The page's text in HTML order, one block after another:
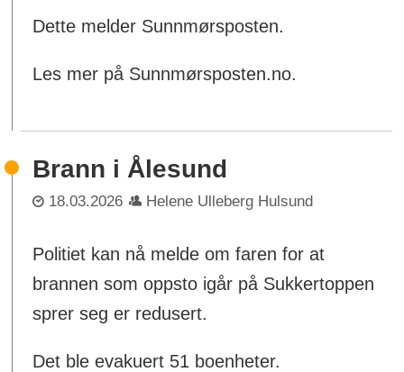
Dette melder Sunnmørsposten.
Les mer på Sunnmørsposten.no.
Brann i Ålesund
18.03.2026 Helene Ulleberg Hulsund
Politiet kan nå melde om faren for at
brannen som oppsto igår på Sukkertoppen
sprer seg er redusert.
Det ble evakuert 51 boenheter.